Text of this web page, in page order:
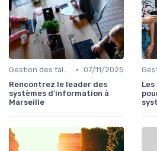
Gestion des talents IT • 07/11/2025
Rencontrez le leader des
systèmes d'information à
Marseille